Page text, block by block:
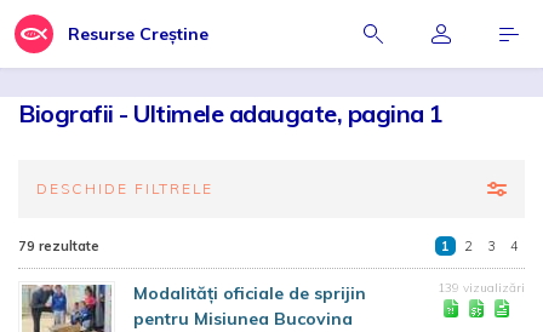
Resurse Creștine
Biografii - Ultimele adaugate, pagina 1
DESCHIDE FILTRELE
79 rezultate 1 2 3 4
Modalități oficiale de sprijin
pentru Misiunea Bucovina
139 vizualizări